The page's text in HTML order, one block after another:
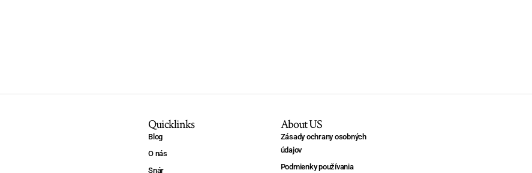
Quicklinks
Blog
O nás
Snár
About US
Zásady ochrany osobných
údajov
Podmienky používania